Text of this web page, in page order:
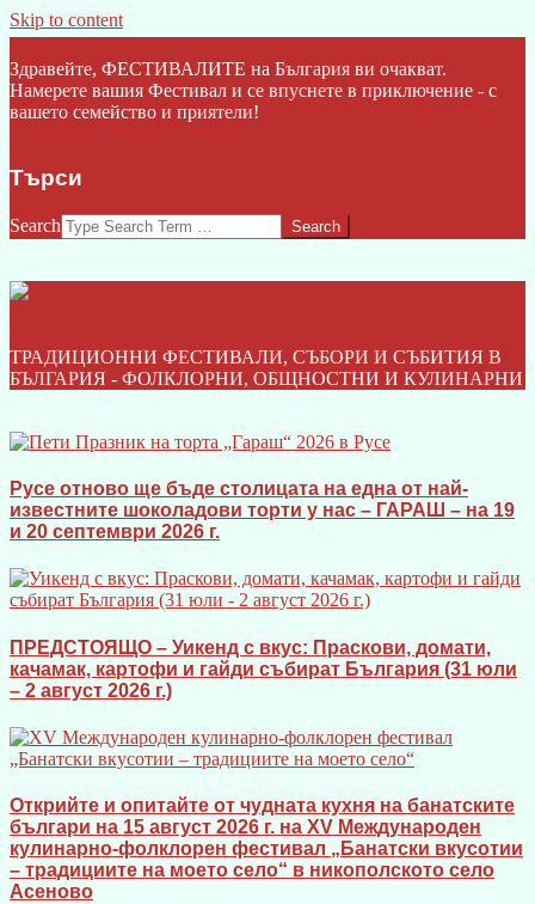
Skip to content
Здравейте, ФЕСТИВАЛИТЕ на България ви очакват.
Намерете вашия Фестивал и се впуснете в приключение - с
вашето семейство и приятели!
Търси
Search
ТРАДИЦИОННИ ФЕСТИВАЛИ, СЪБОРИ И СЪБИТИЯ В
БЪЛГАРИЯ - ФОЛКЛОРНИ, ОБЩНОСТНИ И КУЛИНАРНИ
Русе отново ще бъде столицата на една от най-
известните шоколадови торти у нас – ГАРАШ – на 19
и 20 септември 2026 г.
ПРЕДСТОЯЩО – Уикенд с вкус: Праскови, домати,
качамак, картофи и гайди събират България (31 юли
– 2 август 2026 г.)
Открийте и опитайте от чудната кухня на банатските
българи на 15 август 2026 г. на XV Международен
кулинарно-фолклорен фестивал „Банатски вкусотии
– традициите на моето село“ в никополското село
Асеново